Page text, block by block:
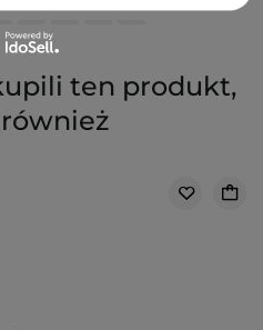
ten produkt,